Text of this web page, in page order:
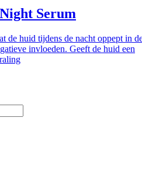
Serum
de huid tijdens de nacht oppept in
invloeden. Geeft de huid een